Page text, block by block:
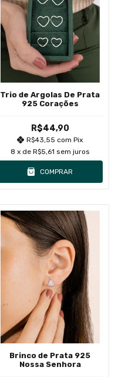
Trio de Argolas De Prata
925 Corações
R$44,90
R$43,55com Pix
8 x de R$5,61 sem juros
COMPRAR
Brinco de Prata 925
Nossa Senhora